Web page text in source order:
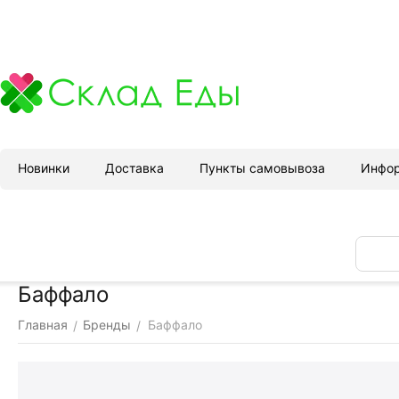
Новинки Доставка Пункты самовывоза
Баффало
Главная / Бренды / Баффало